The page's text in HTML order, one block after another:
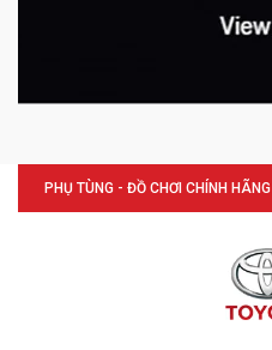
PHỤ TÙNG - ĐỒ CHƠI CHÍNH HÃNG